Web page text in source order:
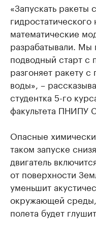
«Запускать
математические
разрабатывали. Мы
подводный старт с
разгоняет ракету
воды», –
студентка 5-го
факультета ПНИПУ
Опасные
таком запуске
двигатель
от поверхности
уменьшит
окружающей среды,
полета будет